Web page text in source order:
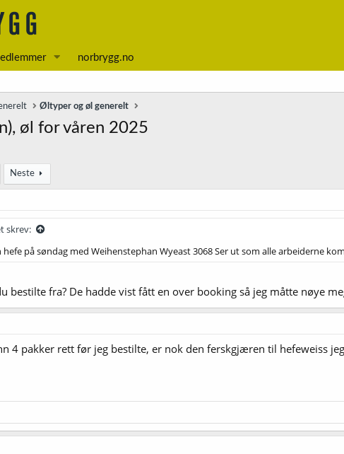
norbrygg.no
Øltyper og øl generelt
øl for våren 2025
Neste
skrev:
hefe på søndag med Weihenstephan Wyeast 3068 Ser ut som alle arbeiderne
bestilte fra? De hadde vist fått en over booking så jeg måtte nøye
4 pakker rett før jeg bestilte, er nok den ferskgjæren til hefeweiss